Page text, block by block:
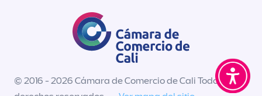
© 2016 - 2026 Cámara de Comercio de Cali Todos los